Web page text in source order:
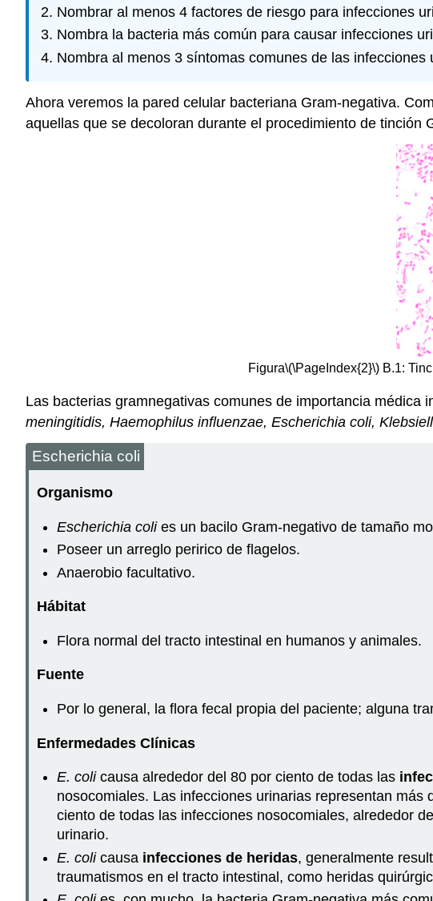
Nombrar al menos 4 factores de riesgo para infecciones
Nombra la bacteria más común para causar infecciones
Nombra al menos 3 síntomas comunes de las infecciones
Ahora veremos la pared celular bacteriana Gram-negativa.
aquellas que se decoloran durante el procedimiento de
Figura\(\PageIndex{2}\)B.1:
Las bacterias gramnegativas comunes de importancia médica
meningitidis, Haemophilus influenzae, Escherichia coli,
Escherichia coli
Organismo
Escherichia colies un bacilo Gram-negativo de tamaño
Poseer un arreglo peririco de flagelos.
Anaerobio facultativo.
Hábitat
Flora normal del tracto intestinal en humanos y animales.
Fuente
Por lo general, la flora fecal propia del paciente; alguna
Enfermedades Clínicas
E. colicausa alrededor del 80 por ciento de todas las
nosocomiales. Las infecciones urinarias representan
ciento de todas las infecciones nosocomiales, alrededor
urinario.
E. colicausa infecciones de heridas, generalmente
traumatismos en el tracto intestinal, como heridas